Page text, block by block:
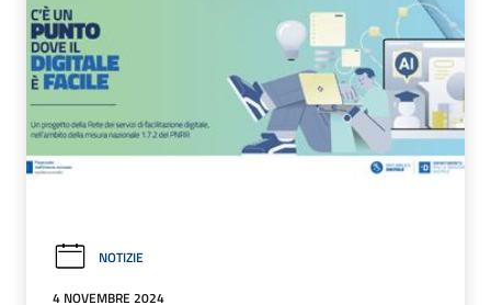
NOTIZIE
4 NOVEMBRE 2024